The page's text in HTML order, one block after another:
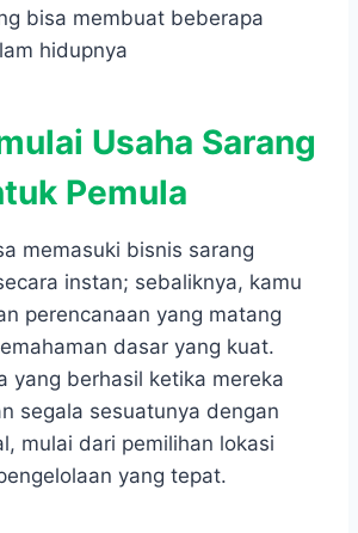
bisa membuat beberapa
hidupnya
Usaha Sarang
Pemula
memasuki bisnis sarang
instan; sebaliknya, kamu
perencanaan yang matang
dasar yang kuat.
yang berhasil ketika mereka
segala sesuatunya dengan
mulai dari pemilihan lokasi
yang tepat.